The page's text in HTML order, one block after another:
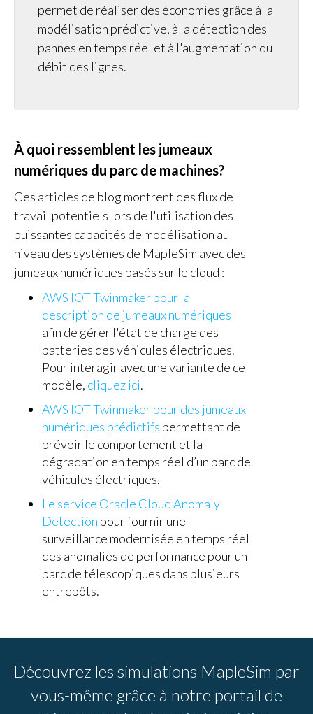
permet de réaliser des économies grâce à la
modélisation prédictive, à la détection des
pannes en temps réel et à l'augmentation du
débit des lignes.
À quoi ressemblent les jumeaux
numériques du parc de machines?
Ces articles de blog montrent des flux de
travail potentiels lors de l'utilisation des
puissantes capacités de modélisation au
niveau des systèmes de MapleSim avec des
jumeaux numériques basés sur le cloud :
AWS IOT Twinmaker pour la
description de jumeaux numériques
afin de gérer l'état de charge des
batteries des véhicules électriques.
Pour interagir avec une variante de ce
modèle, cliquez ici.
AWS IOT Twinmaker pour des jumeaux
numériques prédictifs permettant de
prévoir le comportement et la
dégradation en temps réel d’un parc de
véhicules électriques.
Le service Oracle Cloud Anomaly
Detection pour fournir une
surveillance modernisée en temps réel
des anomalies de performance pour un
parc de télescopiques dans plusieurs
entrepôts.
Découvrez les simulations MapleSim par
vous-même grâce à notre portail de